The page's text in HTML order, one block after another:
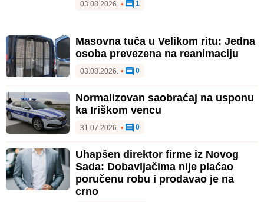
03.08.2026. • 1
Masovna tuča u Velikom ritu: Jedna
osoba prevezena na reanimaciju
03.08.2026. • 0
Normalizovan saobraćaj na usponu
ka Iriškom vencu
31.07.2026. • 0
Uhapšen direktor firme iz Novog
Sada: Dobavljačima nije plaćao
poručenu robu i prodavao je na
crno